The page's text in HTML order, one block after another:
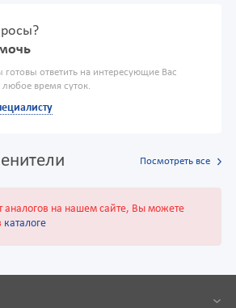
ответить на интересующие Вас
время суток.
Посмотреть все
аналогов на нашем сайте, Вы можете
каталоге